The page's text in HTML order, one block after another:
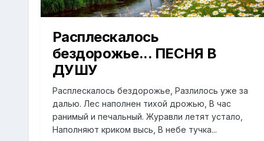
Расплескалось
бездорожье... ПЕСНЯ В
ДУШУ
Расплескалось бездорожье, Разлилось уже за
далью. Лес наполнен тихой дрожью, В час
ранимый и печальный. Журавли летят устало,
Наполняют криком высь, В небе тучка...